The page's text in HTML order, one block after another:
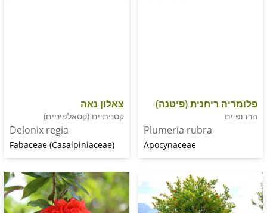
(פיטנה)
Plumeria rubra
Apocynaceae
צאלון נאה
קטניתיים (קסאלפיניים)
Delonix regia
Fabaceae (Casalpiniaceae)